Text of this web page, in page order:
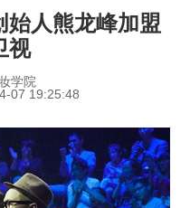
始人熊龙峰加盟
视
学院
07 19:25:48